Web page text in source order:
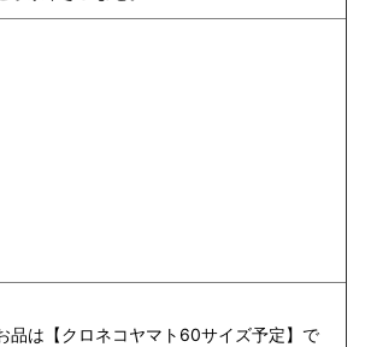
品は【クロネコヤマト60サイズ予定】で